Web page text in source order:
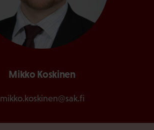
Mikko Koskinen
mikko.koskinen@sak.fi